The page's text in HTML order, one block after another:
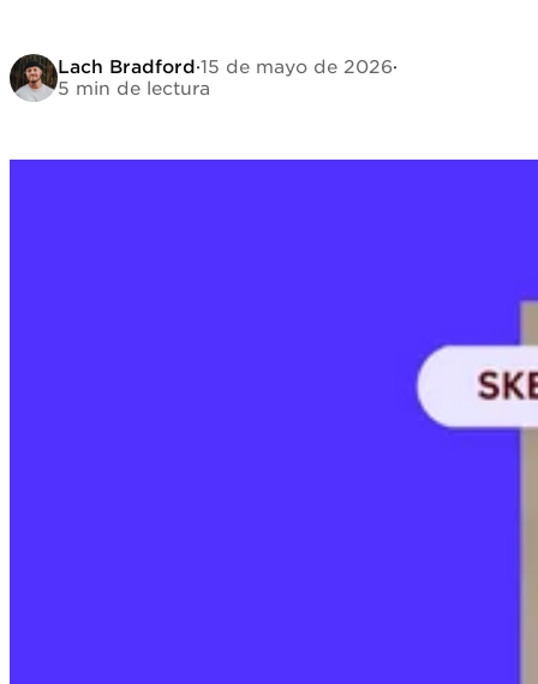
Lach Bradford·15 de mayo de 2026·
5 min de lectura